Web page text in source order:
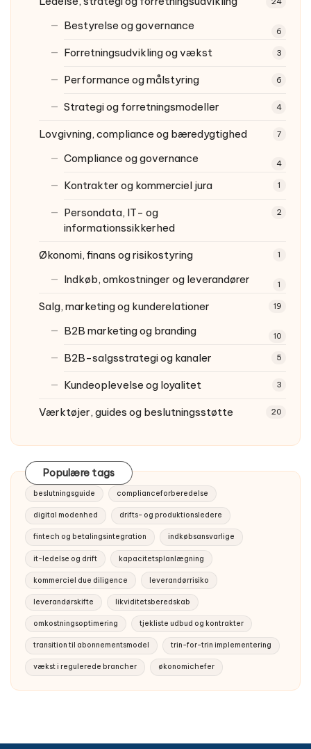
Bestyrelse og governance 6
Forretningsudvikling og vækst 3
Performance og målstyring 6
Strategi og forretningsmodeller 4
Lovgivning, compliance og bæredygtighed 7
Compliance og governance 4
Kontrakter og kommerciel jura 1
Persondata, IT- og
informationssikkerhed
2
Økonomi, finans og risikostyring 1
Indkøb, omkostninger og leverandører 1
Salg, marketing og kunderelationer 19
B2B marketing og branding 10
B2B-salgsstrategi og kanaler 5
Kundeoplevelse og loyalitet 3
Værktøjer, guides og beslutningsstøtte 20
Populære tags
beslutningsguide complianceforberedelse
digital modenhed drifts- og produktionsledere
fintech og betalingsintegration indkøbsansvarlige
it-ledelse og drift kapacitetsplanlægning
kommerciel due diligence leverandørrisiko
leverandørskifte likviditetsberedskab
omkostningsoptimering tjekliste udbud og kontrakter
transition til abonnementsmodel trin-for-trin implementering
vækst i regulerede brancher økonomichefer